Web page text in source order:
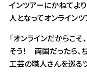
インツアーにかねてよ
人となってオンライン
「オンラインだからこ
そう！ 両国だったら、
工芸の職人さんを巡る